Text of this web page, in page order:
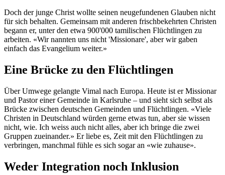
Doch der junge Christ wollte seinen neugefundenen Glauben nicht
für sich behalten. Gemeinsam mit anderen frischbekehrten Christen
begann er, unter den etwa 900'000 tamilischen Flüchtlingen zu
arbeiten. «Wir nannten uns nicht 'Missionare', aber wir gaben
einfach das Evangelium weiter.»
Eine Brücke zu den Flüchtlingen
Über Umwege gelangte Vimal nach Europa. Heute ist er Missionar
und Pastor einer Gemeinde in Karlsruhe – und sieht sich selbst als
Brücke zwischen deutschen Gemeinden und Flüchtlingen. «Viele
Christen in Deutschland würden gerne etwas tun, aber sie wissen
nicht, wie. Ich weiss auch nicht alles, aber ich bringe die zwei
Gruppen zueinander.» Er liebe es, Zeit mit den Flüchtlingen zu
verbringen, manchmal fühle es sich sogar an «wie zuhause».
Weder Integration noch Inklusion